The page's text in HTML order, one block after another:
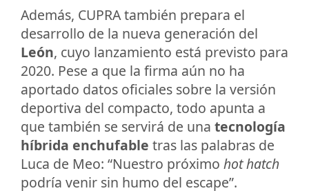
Además, CUPRA también prepara el
desarrollo de la nueva generación del
León, cuyo lanzamiento está previsto para
2020. Pese a que la firma aún no ha
aportado datos oficiales sobre la versión
deportiva del compacto, todo apunta a
que también se servirá de una tecnología
híbrida enchufable tras las palabras de
Luca de Meo: “Nuestro próximo hot hatch
podría venir sin humo del escape”.